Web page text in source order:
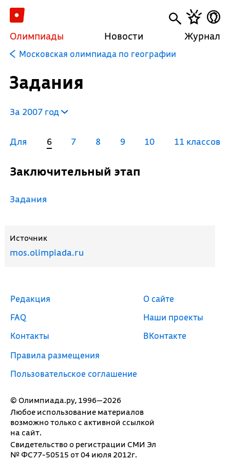
Олимпиады Новости Журнал
Московская олимпиада по географии
Задания
За 2007 год
Для 6 7 8 9 10 11 классов
Заключительный этап
Задания
Источник
mos.olimpiada.ru
© Олимпиада.ру, 1996—2026
Любое использование материалов
возможно только с активной ссылкой
на сайт.
Свидетельство о регистрации СМИ Эл
№ ФС77-50515 от 04 июля 2012г.
Редакция
FAQ
Контакты
Правила размещения
Пользовательское соглашение
О сайте
Наши проекты
ВКонтакте